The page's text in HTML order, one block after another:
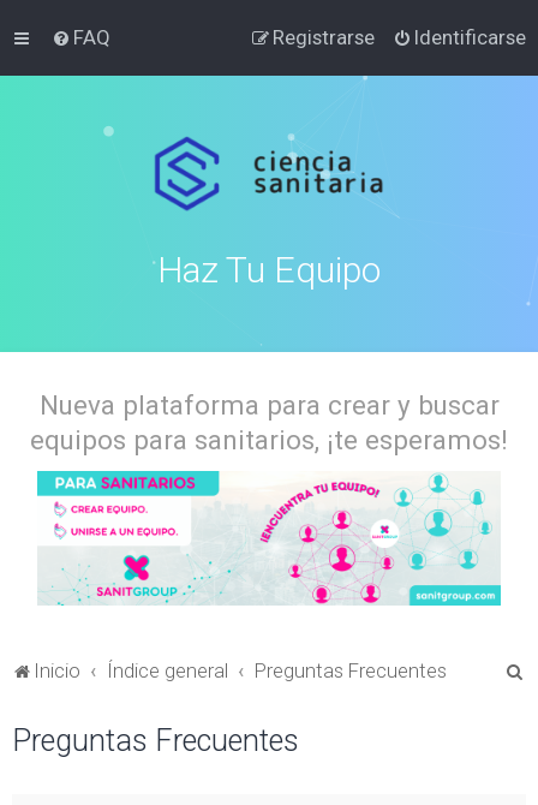
FAQ Identificarse
Registrarse
Haz Tu Equipo
Nueva plataforma para crear y buscar
equipos para sanitarios, ¡te esperamos!
Inicio Índice general Preguntas Frecuentes
Preguntas Frecuentes